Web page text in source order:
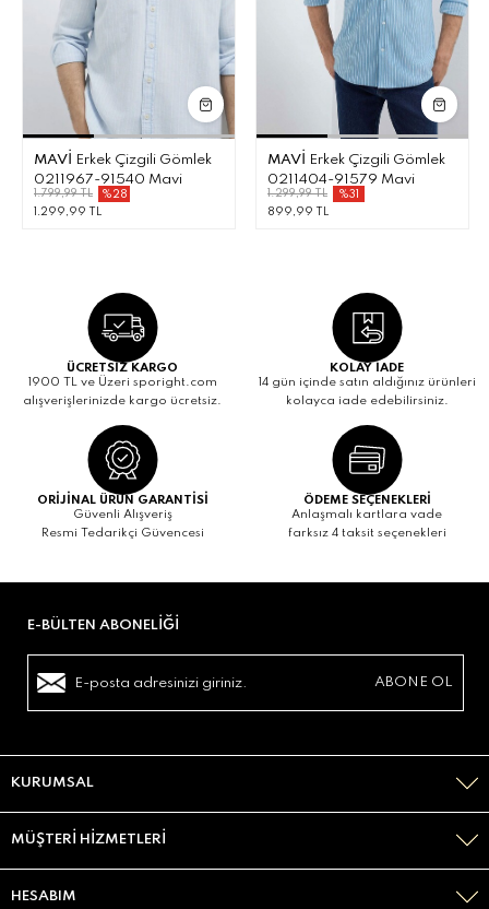
MAVI
Erkek Çizgili Gömlek
0211967-91540 Mavi
1.799,99 TL
%28
1.299,99 TL
MAVI
Erkek Çizgili Gömlek
0211404-91579 Mavi
1.299,99 TL
%31
899,99 TL
ÜCRETSİZ KARGO
1900 TL ve Üzeri sporight.com
alışverişlerinizde kargo ücretsiz.
KOLAY İADE
14 gün içinde satın aldığınız ürünleri
kolayca iade edebilirsiniz.
ORİJİNAL ÜRÜN GARANTİSİ
Güvenli Alışveriş
Resmi Tedarikçi Güvencesi
ÖDEME SEÇENEKLERİ
Anlaşmalı kartlara vade
farksız 4 taksit seçenekleri
E-BÜLTEN ABONELIĞI
KURUMSAL
MÜŞTERI HIZMETLERI
HESABIM